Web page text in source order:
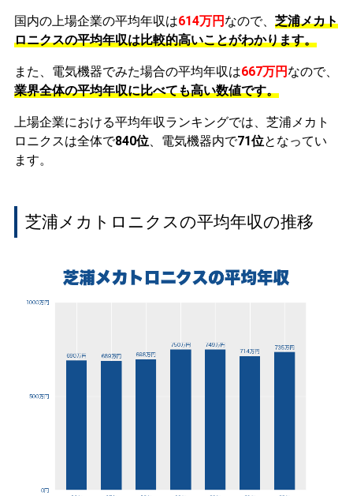
国内の上場企業の平均年収は614万円 なので、 芝浦メカト
ロニクスの平均年収は比較的高いことがわかります。
また、電気機器でみた場合の平均年収は667万円 なので、
業界全体の平均年収に比べても高い数値です。
上場企業における平均年収ランキングでは、芝浦メカト
ロニクスは全体で840位、電気機器内で71位となってい
ます。
芝浦メカトロニクスの平均年収の推移